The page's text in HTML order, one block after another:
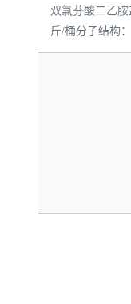
双氯芬酸二乙
斤/桶分子结构